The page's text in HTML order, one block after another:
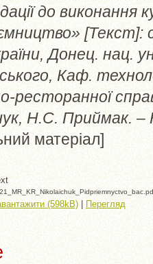
до виконання
[Текст]:
Донец. нац.
Каф.
ресторанної
Н.С. Приймак.
матеріал]
(598kB) | Перегляд